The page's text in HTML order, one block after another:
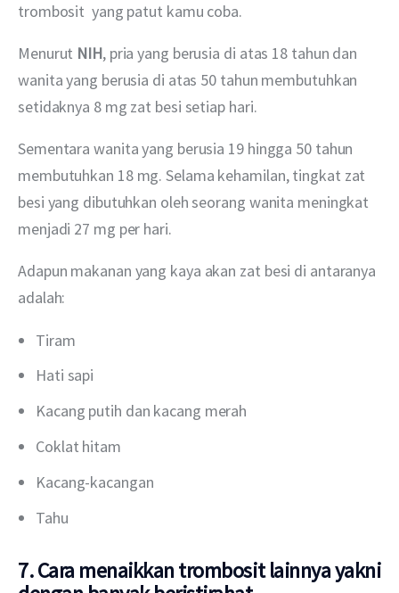
trombosit  yang patut kamu coba.
Menurut NIH, pria yang berusia di atas 18 tahun dan
wanita yang berusia di atas 50 tahun membutuhkan
setidaknya 8 mg zat besi setiap hari.
Sementara wanita yang berusia 19 hingga 50 tahun
membutuhkan 18 mg. Selama kehamilan, tingkat zat
besi yang dibutuhkan oleh seorang wanita meningkat
menjadi 27 mg per hari.
Adapun makanan yang kaya akan zat besi di antaranya
adalah:
Tiram
Hati sapi
Kacang putih dan kacang merah
Coklat hitam
Kacang-kacangan
Tahu
7. Cara menaikkan trombosit lainnya yakni